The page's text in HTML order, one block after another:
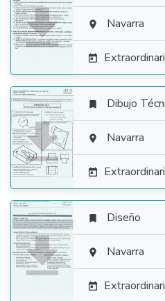
  Navarra


 Dibujo
 Navarra


 Diseño
 Navarra
